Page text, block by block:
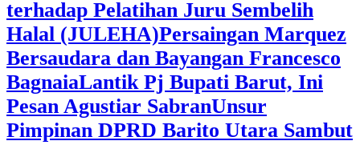
terhadap Pelatihan Juru Sembelih
Halal (JULEHA)Persaingan Marquez
Bersaudara dan Bayangan Francesco
BagnaiaLantik Pj Bupati Barut, Ini
Pesan Agustiar SabranUnsur
Pimpinan DPRD Barito Utara Sambut